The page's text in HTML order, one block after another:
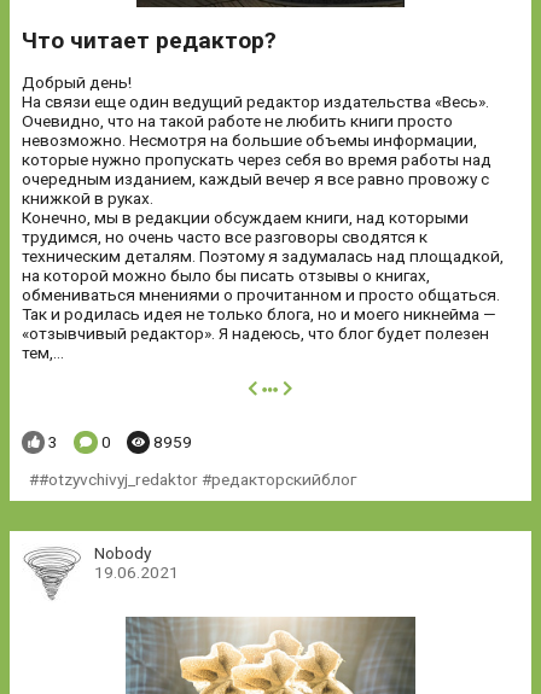
Что читает редактор?
Добрый день!
На связи еще один ведущий редактор издательства «Весь».
Очевидно, что на такой работе не любить книги просто
невозможно. Несмотря на большие объемы информации,
которые нужно пропускать через себя во время работы над
очередным изданием, каждый вечер я все равно провожу с
книжкой в руках.
Конечно, мы в редакции обсуждаем книги, над которыми
трудимся, но очень часто все разговоры сводятся к
техническим деталям. Поэтому я задумалась над площадкой,
на которой можно было бы писать отзывы о книгах,
обмениваться мнениями о прочитанном и просто общаться.
Так и родилась идея не только блога, но и моего никнейма —
«отзывчивый редактор». Я надеюсь, что блог будет полезен
тем,...
далее
Понравилось:
3 Комментариев:
0 Просмотров:
8959
#otzyvchivyj_redaktor #редакторскийблог
Nobody
19.06.2021